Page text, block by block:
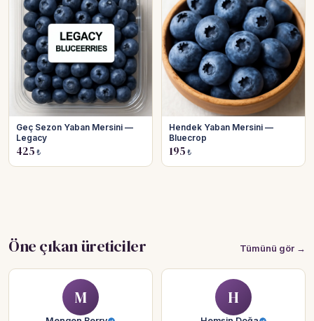
Geç Sezon Yaban Mersini —
Legacy
425 ₺
Hendek Yaban Mersini —
Bluecrop
195 ₺
Öne çıkan üreticiler Tümünü gör →
M H